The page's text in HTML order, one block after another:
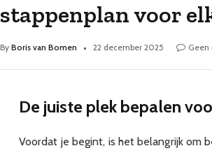
stappenplan voor
By Boris van Bomen 22 december 2025 Geen
De juiste plek bepalen
Voordat je begint, is het belangrijk om